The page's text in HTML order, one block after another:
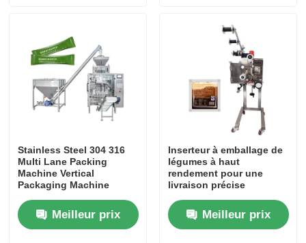
Produits
Vidéos
Stainless Steel 304 316
Multi Lane Packing
Machine Vertical
Packaging Machine
Meilleur prix
Inserteur à emballage de
légumes à haut
rendement pour une
livraison précise
Meilleur prix